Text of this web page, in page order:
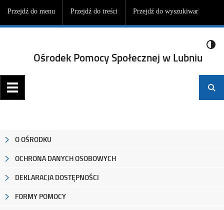
Przejdź do menu Przejdź do treści Przejdź do wyszukiwarki
Ośrodek Pomocy Społecznej w Lubniu
O OŚRODKU
OCHRONA DANYCH OSOBOWYCH
DEKLARACJA DOSTĘPNOŚCI
FORMY POMOCY